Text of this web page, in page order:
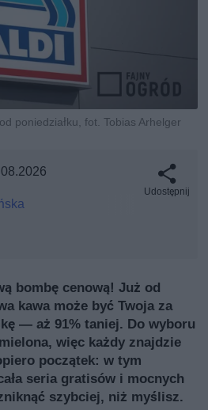
poniedziałku, fot. Tobias Arhelger
Udostępnij
bombę cenową! Już od
kawa może być Twoja za
— aż 91% taniej. Do wyboru
więc każdy znajdzie
początek: w tym
seria gratisów i mocnych
szybciej, niż myślisz.